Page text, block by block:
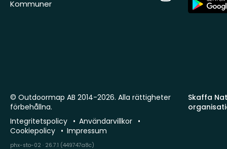
Kommuner
Store
Skaffa
© Outdoormap AB 2014-2026. Alla rättigheter
förbehållna.
Integritetspolicy
Användarvillkor
Cookiepolicy
Impressum
phx-sto-02 · 26.7.1 (449747a8c)